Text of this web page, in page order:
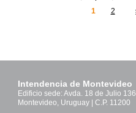
1 2
Intendencia de Montevideo
Edificio sede: Avda. 18 de Julio
Montevideo, Uruguay | C.P. 11200